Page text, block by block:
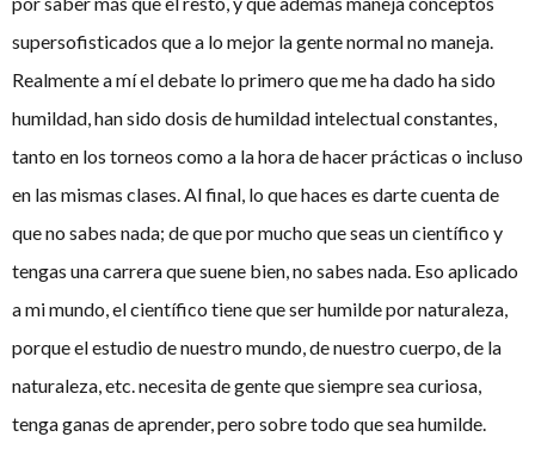
supersofisticados que a lo mejor la gente normal no maneja.
Realmente a mí el debate lo primero que me ha dado ha sido
humildad, han sido dosis de humildad intelectual constantes,
tanto en los torneos como a la hora de hacer prácticas o incluso
en las mismas clases. Al final, lo que haces es darte cuenta de
que no sabes nada; de que por mucho que seas un científico y
tengas una carrera que suene bien, no sabes nada. Eso aplicado
a mi mundo, el científico tiene que ser humilde por naturaleza,
porque el estudio de nuestro mundo, de nuestro cuerpo, de la
naturaleza, etc. necesita de gente que siempre sea curiosa,
tenga ganas de aprender, pero sobre todo que sea humilde.